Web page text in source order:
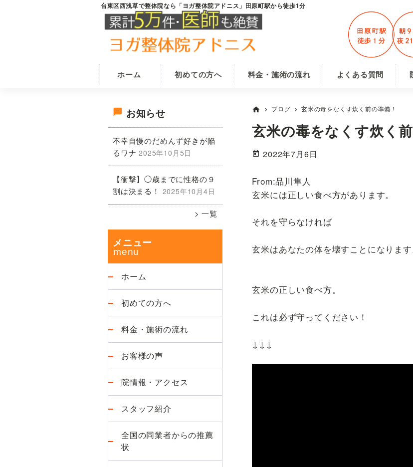
台東区西浅草で整体院なら「ヨガ整体院アドニス」田原町駅から徒歩1分
台
区
草
の
整
体
ニ
田
原
か
ら
ホーム 初めての方へ 料金・施術の流れ よくある質問
home chevron_right ブログ chevron_right 玄米の毒をなくす炊く前の準備！
玄米の毒をなくす炊く前
2022年7月6日
From:品川隼人
玄米には正しい食べ方があります。
それを守らなければ
玄米はあなたの体を壊すことになります
玄米の正しい食べ方。
これは必ず守ってください！
↓↓↓
最
初
の
サ
ド
バ
ー
お知らせ
不幸自慢のだめんず好きが陥
るワナ 2025年10月5日
【衝撃】◯歳までに性格の９
割は決まる！ 2025年10月4日
一覧
メニュー
ホーム
初めての方へ
料金・施術の流れ
お客様の声
院情報・アクセス
スタッフ紹介
全国の同業者からの推薦
状